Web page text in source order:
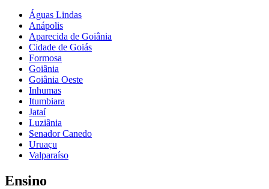
Águas Lindas
Anápolis
Aparecida de Goiânia
Cidade de Goiás
Formosa
Goiânia
Goiânia Oeste
Inhumas
Itumbiara
Jataí
Luziânia
Senador Canedo
Uruaçu
Valparaíso
Ensino